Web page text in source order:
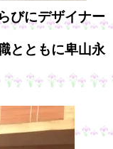
びにデザイナー
とともに卑山永